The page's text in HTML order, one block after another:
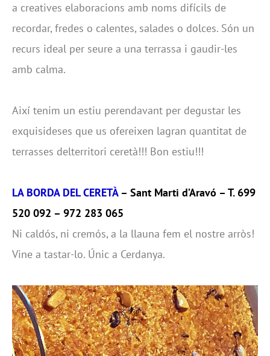
a creatives elaboracions amb noms difícils de
recordar, fredes o calentes, salades o dolces. Són un
recurs ideal per seure a una terrassa i gaudir-les
amb calma.
Així tenim un estiu perendavant per degustar les
exquisideses que us ofereixen lagran quantitat de
terrasses delterritori ceretà!!! Bon estiu!!!
LA BORDA DEL CERETÀ – Sant Marti d’Aravó – T. 699
520 092 – 972 283 065
Ni caldós, ni cremós, a la llauna fem el nostre arròs!
Vine a tastar-lo. Únic a Cerdanya.